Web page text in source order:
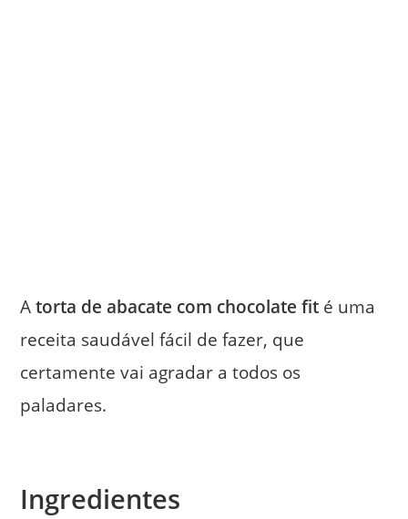
Atorta de abacate com chocolate fit é uma
receita saudável fácil de fazer, que
certamente vai agradar a todos os
paladares.
Ingredientes⁣